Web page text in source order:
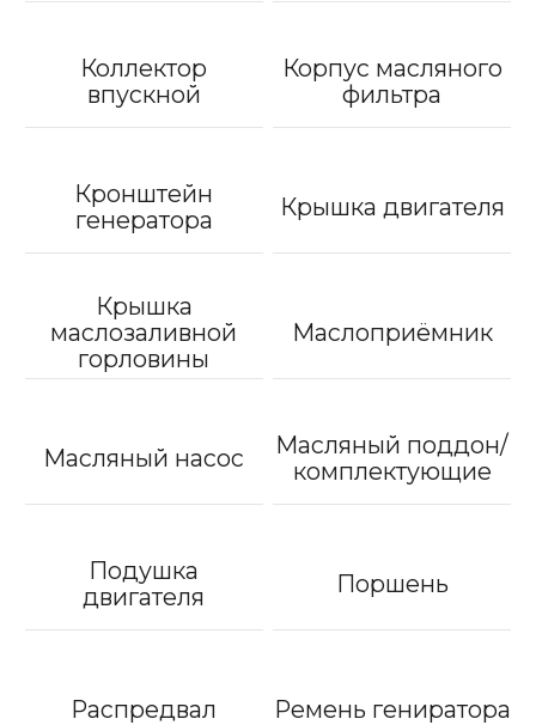
Коллектор
впускной
Корпус масляного
фильтра
Кронштейн
генератора
Крышка двигателя
Крышка
маслозаливной
горловины
Маслоприёмник
Масляный насос
Масляный поддон/
комплектующие
Подушка
двигателя
Поршень
Распредвал Ремень гениратора